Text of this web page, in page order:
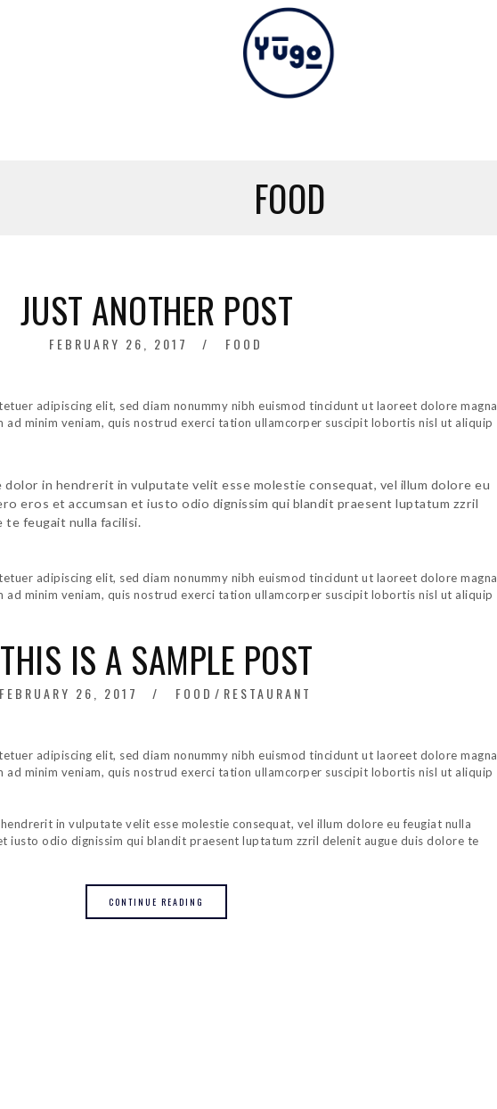
FOOD
JUST ANOTHER POST
POSTED
FEBRUARY 26, 2017
DECEMBER
FOOD
adipiscing elit, sed diam nonummy nibh euismod tincidunt ut laoreet dolore magna
ad minim veniam, quis nostrud exerci tation ullamcorper suscipit lobortis nisl ut aliquip
dolor in hendrerit in vulputate velit esse molestie consequat, vel illum dolore eu
eros et accumsan et iusto odio dignissim qui blandit praesent luptatum zzril
te feugait nulla facilisi.
adipiscing elit, sed diam nonummy nibh euismod tincidunt ut laoreet dolore magna
ad minim veniam, quis nostrud exerci tation ullamcorper suscipit lobortis nisl ut aliquip
THIS IS A SAMPLE POST
POSTED
FEBRUARY 26, 2017 FOOD / RESTAURANT
adipiscing elit, sed diam nonummy nibh euismod tincidunt ut laoreet dolore magna
ad minim veniam, quis nostrud exerci tation ullamcorper suscipit lobortis nisl ut aliquip
in vulputate velit esse molestie consequat, vel illum dolore eu feugiat nulla
iusto odio dignissim qui blandit praesent luptatum zzril delenit augue duis dolore te
CONTINUE READING